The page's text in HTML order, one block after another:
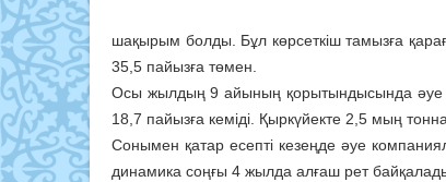
шақырым болды. Бұл көрсеткіш тамызға
35,5 пайызға төмен.
Осы жылдың 9 айының қорытындысында әуе
18,7 пайызға кеміді. Қыркүйекте 2,5 мың
Сонымен қатар есепті кезеңде әуе
динамика соңғы 4 жылда алғаш рет